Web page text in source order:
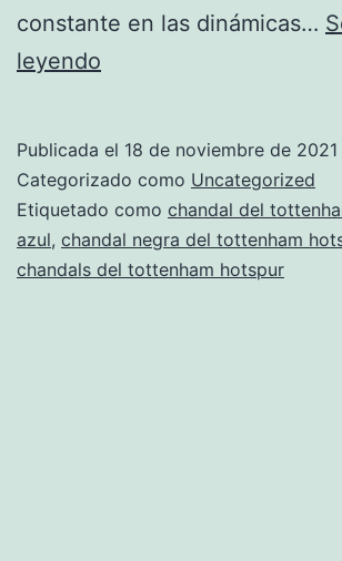
constante en las dinámicas…
leyendo
hotspur
barata
Publicada el 18 de noviembre de 2021
Categorizado como Uncategorized
Etiquetado como chandal del
azul, chandal negra del tottenham
chandals del tottenham hotspur